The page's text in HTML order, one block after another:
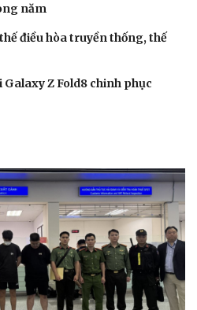
năm
điều hòa truyền thống, thế
Z Fold8 chinh phục